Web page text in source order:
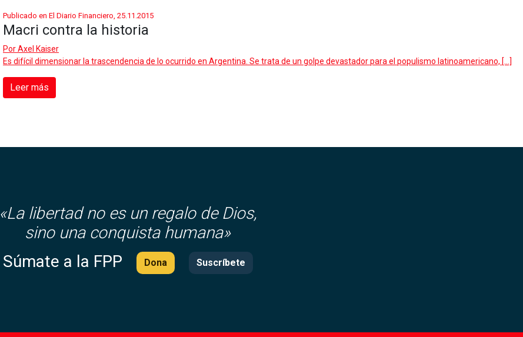
Publicado en El Diario Financiero, 25.11.2015
Macri contra la historia
PorAxel Kaiser
Es difícil dimensionar la trascendencia de lo ocurrido en Argentina. Se trata de un golpe devastador para el populismo latinoamericano, […]
Leer más
«La libertad no es un regalo de Dios,
sino una conquista humana»
Súmate a la FPP
Dona Suscríbete